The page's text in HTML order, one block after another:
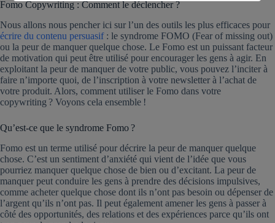
Fomo Copywriting : Comment le déclencher ?
Nous allons nous pencher ici sur l’un des outils les plus efficaces pour
écrire du contenu persuasif: le syndrome FOMO (Fear of missing out)
ou la peur de manquer quelque chose. Le Fomo est un puissant facteur
de motivation qui peut être utilisé pour encourager les gens à agir. En
exploitant la peur de manquer de votre public, vous pouvez l’inciter à
faire n’importe quoi, de l’inscription à votre newsletter à l’achat de
votre produit. Alors, comment utiliser le Fomo dans votre
copywriting ? Voyons cela ensemble !
Qu’est-ce que le syndrome Fomo ?
Fomo est un terme utilisé pour décrire la peur de manquer quelque
chose. C’est un sentiment d’anxiété qui vient de l’idée que vous
pourriez manquer quelque chose de bien ou d’excitant. La peur de
manquer peut conduire les gens à prendre des décisions impulsives,
comme acheter quelque chose dont ils n’ont pas besoin ou dépenser de
l’argent qu’ils n’ont pas. Il peut également amener les gens à passer à
côté des opportunités, des relations et des expériences parce qu’ils ont